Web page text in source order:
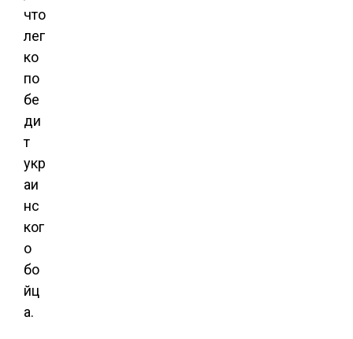
что
лег
ко
по
бе
ди
т
укр
аи
нс
ког
о
бо
йц
а.